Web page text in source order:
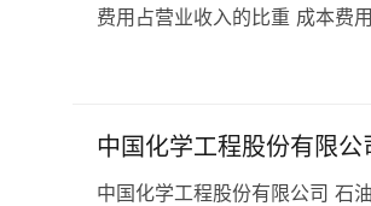
费用占营业收入的比重 成本费
中国化学工程股份有限公
中国化学工程股份有限公司 石